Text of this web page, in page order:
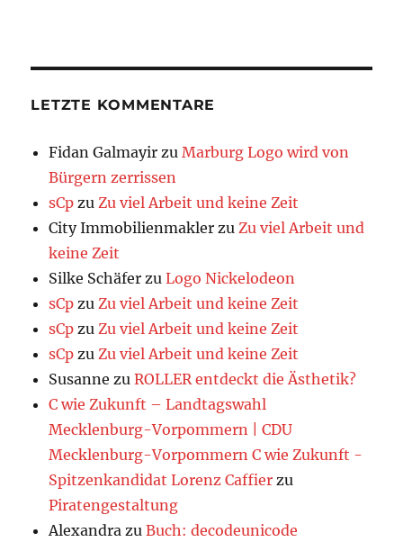
LETZTE KOMMENTARE
Fidan Galmayir zuMarburg Logo wird von
Bürgern zerrissen
sCp zuZu viel Arbeit und keine Zeit
City Immobilienmakler zuZu viel Arbeit und
keine Zeit
Silke Schäfer zuLogo Nickelodeon
sCp zuZu viel Arbeit und keine Zeit
sCp zuZu viel Arbeit und keine Zeit
sCp zuZu viel Arbeit und keine Zeit
Susanne zuROLLER entdeckt die Ästhetik?
C wie Zukunft – Landtagswahl
Mecklenburg-Vorpommern | CDU
Mecklenburg-Vorpommern C wie Zukunft -
Spitzenkandidat Lorenz Caffier zu
Piratengestaltung
Alexandra zuBuch: decodeunicode